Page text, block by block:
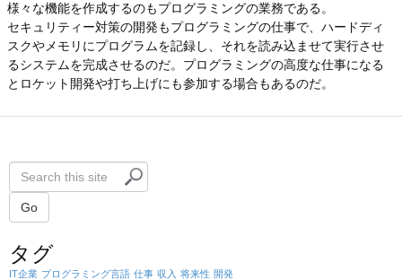
様々な機能を作成するのもプログラミングの業務である。
セキュリティー対策の開発もプログラミングの仕事で、ハードディ
スクやメモリにプログラムを記録し、それを読み込ませて実行させ
るシステムを完成させるのだ。プログラミングの高度な仕事になる
とロケット開発や打ち上げにも参加する場合もあるのだ。
e
r
h
Go
タグ
IT企業 プログラミング言語 仕事 収入 将来性 開発